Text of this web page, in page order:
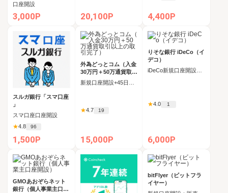
口座開設
3,000P 20,100P 4,400P
スルガ銀行「スマ口座
」
スマ口座口座開設
★4.8 96
1,500P
外為どっとコム（入金
30万円＋50万通貨取引
以上の取引完了）
★4.7 19
15,000P
りそな銀行 iDeCo（イ
デコ）
★4.0 1
6,000P
GMOあおぞらネット
銀行（個人事業主口座
bitFlyer（ビットフラ
イヤー）